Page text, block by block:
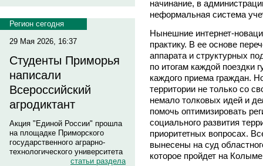
Регион сегодня
29 Мая 2026, 16:37
Студенты Приморья
написали
Всероссийский
агродиктант
Акция "Единой России" прошла
на площадке Приморского
государственного аграрно-
технологического университета
статьи раздела
начинание, в
неформальная система
Нынешние интернет-
практику. В ее основе
аппарата и структурных
по итогам каждой поездки
каждого приема граждан.
территории не только со
немало толковых идей и
помочь оптимизировать
социального развития
приоритетных вопросах.
вынесены на суд
которое пройдет на